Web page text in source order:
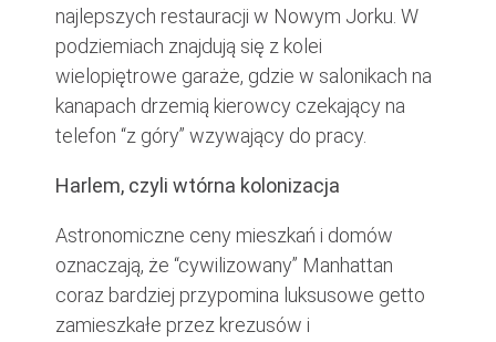
najlepszych restauracji w Nowym Jorku. W
podziemiach znajdują się z kolei
wielopiętrowe garaże, gdzie w salonikach na
kanapach drzemią kierowcy czekający na
telefon “z góry” wzywający do pracy.
Harlem, czyli wtórna kolonizacja
Astronomiczne ceny mieszkań i domów
oznaczają, że “cywilizowany” Manhattan
coraz bardziej przypomina luksusowe getto
zamieszkałe przez krezusów i